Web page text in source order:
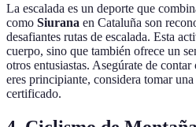
La escalada es un deporte que
como Siurana en Cataluña son
desafiantes rutas de escalada. Esta
cuerpo, sino que también ofrece un
otros entusiastas. Asegúrate de
eres principiante, considera tomar
certificado.